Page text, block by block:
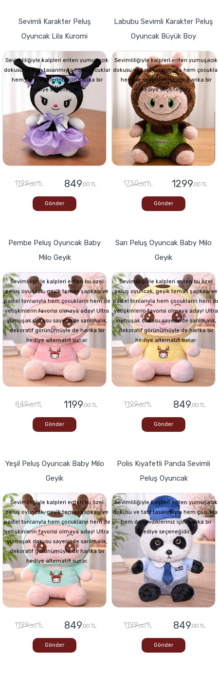
Sevimli Karakter Peluş
Oyuncak Lila Kuromi
Sevimliliğiyle kalpleri eriten yumuşacık
dokusu ve tatlı tasarımıyla hem çocuklar
hem de sevdikleriniz için harika bir
hediye seçeneğidir.
1199,00 TL 849,00 TL
Gönder
Labubu Sevimli Karakter Peluş
Oyuncak Büyük Boy
Sevimliliğiyle kalpleri eriten yumuşacık
dokusu ve tatlı tasarımıyla hem
hem de sevdikleriniz için harika bir
hediye seçeneğidir.
1750,00 TL 1299,00 TL
Gönder
Pembe Peluş Oyuncak Baby
Milo Geyik
Sevimliliğiyle kalpleri eriten bu özel
peluş oyuncak, geyik temalı şapkası ve
pastel tonlarıyla hem çocukların hem de
yetişkinlerin favorisi olmaya aday! Ultra
yumuşak dokusu sayesinde sarılmalık,
dekoratif görünümüyle de harika bir
hediye alternatifi sunar.
849,00 TL 1199,00 TL
Gönder
Sarı Peluş Oyuncak Baby Milo
Geyik
Sevimliliğiyle kalpleri eriten bu özel
peluş oyuncak, geyik temalı şapkası ve
pastel tonlarıyla hem çocukların hem
yetişkinlerin favorisi olmaya aday! Ultra
yumuşak dokusu sayesinde sarılmalık,
dekoratif görünümüyle de harika bir
hediye alternatifi sunar.
1199,00 TL 849,00 TL
Gönder
Yeşil Peluş Oyuncak Baby Milo
Geyik
Sevimliliğiyle kalpleri eriten bu özel
peluş oyuncak, geyik temalı şapkası ve
pastel tonlarıyla hem çocukların hem de
yetişkinlerin favorisi olmaya aday! Ultra
yumuşak dokusu sayesinde sarılmalık,
dekoratif görünümüyle de harika bir
hediye alternatifi sunar.
1199,00 TL 849,00 TL
Gönder
Polis Kıyafetli Panda Sevimli
Peluş Oyuncak
Sevimliliğiyle kalpleri eriten yumuşacık
dokusu ve tatlı tasarımıyla hem
hem de sevdikleriniz için harika bir
hediye seçeneğidir.
1199,00 TL 849,00 TL
Gönder